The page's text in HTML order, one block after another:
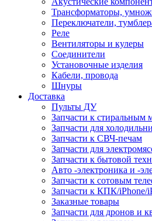
Трансформаторы,
Переключатели,
Реле
Вентиляторы и кулеры
Соединители
Установочные изделия
Кабели, провода
Шнуры
Доставка
Пульты ДУ
Запчасти к стиральным
Запчасти для
Запчасти к СВЧ-печам
Запчасти для
Запчасти к бытовой
Авто -электроника и -
Запчасти к сотовым
Запчасти к КПК/iPhone/
Заказные товары
Запчасти для дронов и